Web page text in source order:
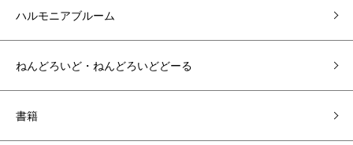
ハルモニアブルーム
ねんどろいど・ねんどろいどどーる
書籍